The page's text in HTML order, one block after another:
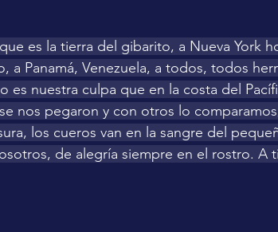
es la tierra del gibarito, a Nueva York
a Panamá, Venezuela, a todos, todos
es nuestra culpa que en la costa del
nos pegaron y con otros lo
los cueros van en la sangre del
de alegría siempre en el rostro. A